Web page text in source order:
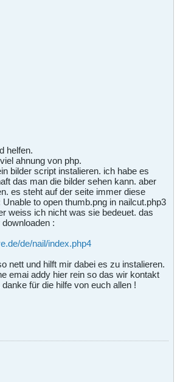
helfen.
ahnung von php.
bilder script instalieren. ich habe es
das man die bilder sehen kann. aber
es steht auf der seite immer diese
to open thumb.png in nailcut.php3
weiss ich nicht was sie bedeuet. das
:
de/nail/index.php4
nett und hilft mir dabei es zu instalieren.
emai addy hier rein so das wir kontakt
für die hilfe von euch allen !